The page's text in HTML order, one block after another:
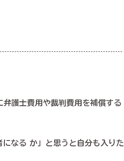
護士費用や裁判費用を補償する
なる か」と思うと自分も入りた